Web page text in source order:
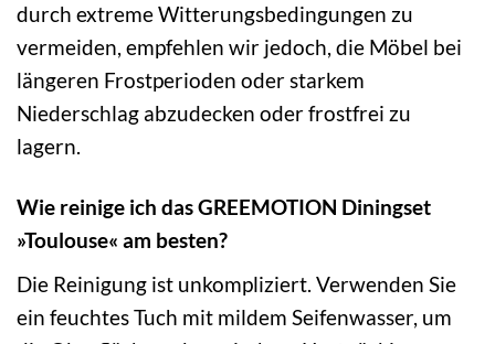
durch extreme Witterungsbedingungen zu
vermeiden, empfehlen wir jedoch, die Möbel bei
längeren Frostperioden oder starkem
Niederschlag abzudecken oder frostfrei zu
lagern.
Wie reinige ich das GREEMOTION Diningset
»Toulouse« am besten?
Die Reinigung ist unkompliziert. Verwenden Sie
ein feuchtes Tuch mit mildem Seifenwasser, um